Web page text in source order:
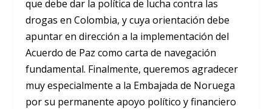
que debe dar la política de lucha contra las
drogas en Colombia, y cuya orientación debe
apuntar en dirección a la implementación del
Acuerdo de Paz como carta de navegación
fundamental. Finalmente, queremos agradecer
muy especialmente a la Embajada de Noruega
por su permanente apoyo político y financiero